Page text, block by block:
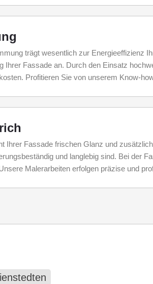
trägt wesentlich zur Energieeffizienz
Ihrer Fassade an. Durch den Einsatz
Profitieren Sie von unserem Know-
Ihrer Fassade frischen Glanz und
und langlebig sind. Bei der
Malerarbeiten erfolgen präzise und